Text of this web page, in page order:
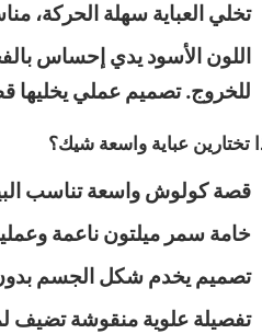
تخلي العباية سهلة الحركة،
اللون الأسود يدي إحساس
للخروج. تصميم عملي يخليها
تختارين عباية واسعة شيك؟
قصة كولوش واسعة تناسب
خامة سمر ميلتون ناعمة
تصميم يخدم شكل الجسم بدون
تفصيلة علوية منقوشة تضيف